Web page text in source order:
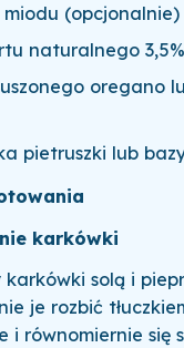
miodu (opcjonalnie)
naturalnego 3,5%
oregano
pietruszki lub
karkówki
solą i
je rozbić
i równomiernie się